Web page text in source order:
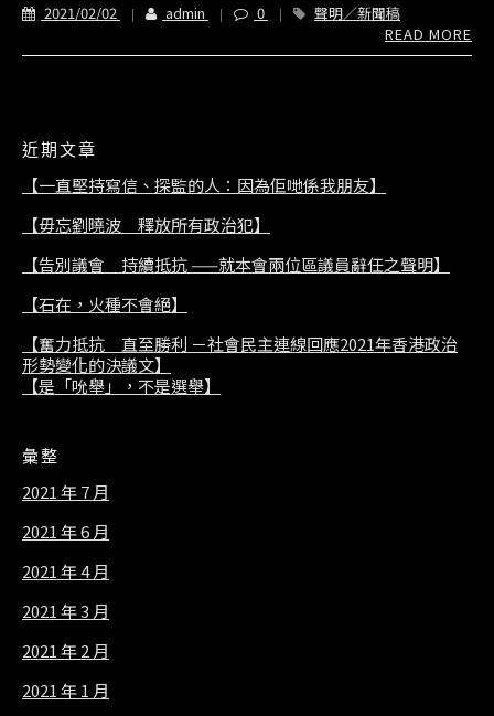
2021/02/02 admin 0
聲明／新聞稿
READ MORE
近期文章
【一直堅持寫信、探監的人：因為佢哋係我朋友】
【毋忘劉曉波 釋放所有政治犯】
【告別議會 持續抵抗 ——就本會兩位區議員辭任之聲明】
【石在，火種不會絕】
【奮力抵抗 直至勝利 －社會民主連線回應2021年香港政治
形勢變化的決議文】
【是「吮舉」，不是選舉】
彙整
2021 年 7 月
2021 年 6 月
2021 年 4 月
2021 年 3 月
2021 年 2 月
2021 年 1 月